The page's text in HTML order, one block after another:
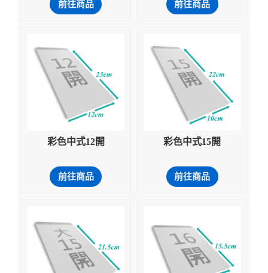
前往商品 前往商品
彩色中式12開
前往商品
彩色中式15開
前往商品